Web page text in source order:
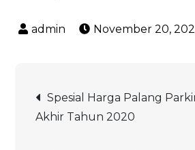
November 20,
Post
navigation
Spesial Harga Palang
Akhir Tahun 2020